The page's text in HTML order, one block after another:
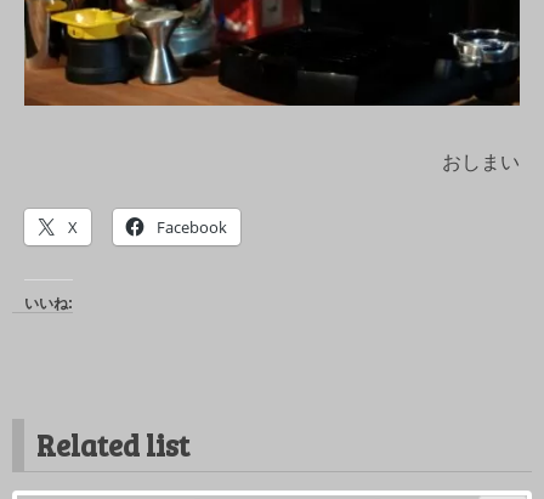
おしまい
X Facebook
いいね:
Related list